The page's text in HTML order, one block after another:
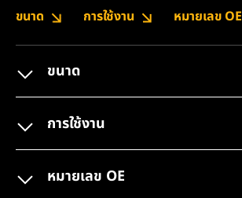
ขนาด การใช้งาน หมายเลข OE
ขนาด
การใช้งาน
หมายเลข OE